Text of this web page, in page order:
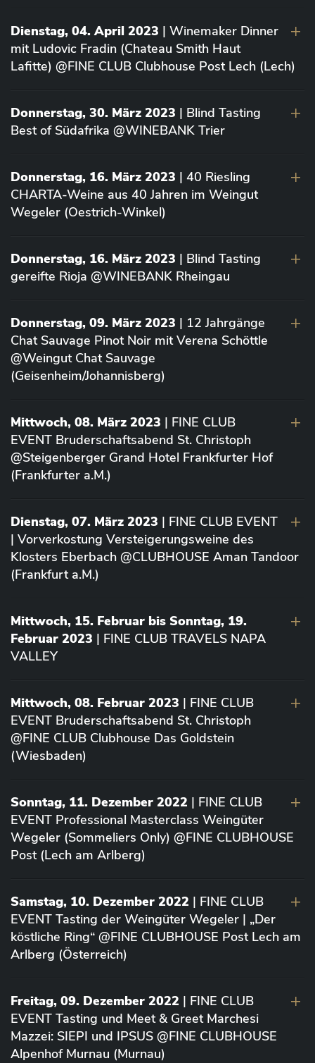
Dienstag, 04. April 2023 | Winemaker Dinner
mit Ludovic Fradin (Chateau Smith Haut
Lafitte) @FINE CLUB Clubhouse Post Lech (Lech)
Donnerstag, 30. März 2023 | Blind Tasting
Best of Südafrika @WINEBANK Trier
Donnerstag, 16. März 2023 | 40 Riesling
CHARTA-Weine aus 40 Jahren im Weingut
Wegeler (Oestrich-Winkel)
Donnerstag, 16. März 2023 | Blind Tasting
gereifte Rioja @WINEBANK Rheingau
Donnerstag, 09. März 2023 | 12 Jahrgänge
Chat Sauvage Pinot Noir mit Verena Schöttle
@Weingut Chat Sauvage
(Geisenheim/Johannisberg)
Mittwoch, 08. März 2023 | FINE CLUB
EVENT Bruderschaftsabend St. Christoph
@Steigenberger Grand Hotel Frankfurter Hof
(Frankfurter a.M.)
Dienstag, 07. März 2023 | FINE CLUB EVENT
| Vorverkostung Versteigerungsweine des
Klosters Eberbach @CLUBHOUSE Aman Tandoor
(Frankfurt a.M.)
Mittwoch, 15. Februar bis Sonntag, 19.
Februar 2023 | FINE CLUB TRAVELS NAPA
VALLEY
Mittwoch, 08. Februar 2023 | FINE CLUB
EVENT Bruderschaftsabend St. Christoph
@FINE CLUB Clubhouse Das Goldstein
(Wiesbaden)
Sonntag, 11. Dezember 2022 | FINE CLUB
EVENT Professional Masterclass Weingüter
Wegeler (Sommeliers Only) @FINE CLUBHOUSE
Post (Lech am Arlberg)
Samstag, 10. Dezember 2022 | FINE CLUB
EVENT Tasting der Weingüter Wegeler | „Der
köstliche Ring“ @FINE CLUBHOUSE Post Lech am
Arlberg (Österreich)
Freitag, 09. Dezember 2022 | FINE CLUB
EVENT Tasting und Meet & Greet Marchesi
Mazzei: SIEPI und IPSUS @FINE CLUBHOUSE
Alpenhof Murnau (Murnau)